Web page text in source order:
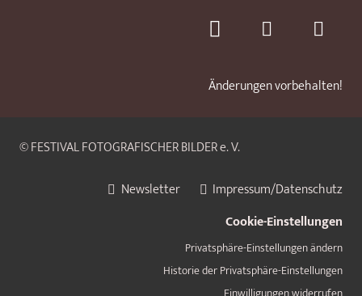
Änderungen vorbehalten!
© FESTIVAL FOTOGRAFISCHER BILDER e. V.
Newsletter
Impressum/Datenschutz
Cookie-Einstellungen
Privatsphäre-Einstellungen ändern
Historie der Privatsphäre-Einstellungen